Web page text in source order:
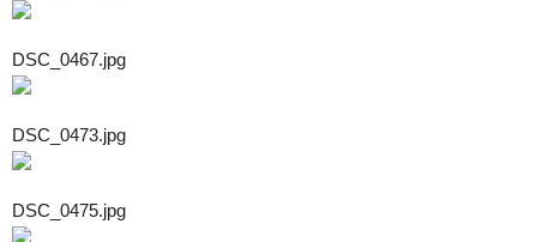
DSC_0467.jpg
DSC_0473.jpg
DSC_0475.jpg